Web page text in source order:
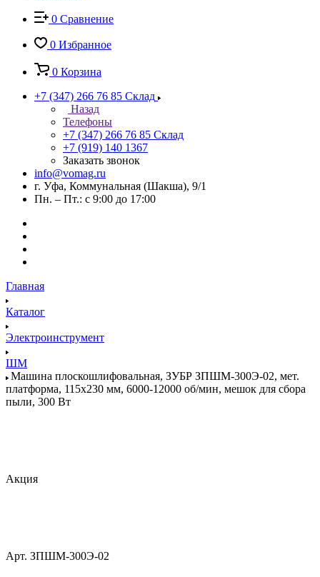
0 Сравнение
0 Избранное
0 Корзина
+7 (347) 266 76 85 Склад
Назад
Телефоны
+7 (347) 266 76 85 Склад
+7 (919) 140 1367
Заказать звонок
info@vomag.ru
г. Уфа, Коммунальная (Шакша), 9/1
Пн. – Пт.: с 9:00 до 17:00
Главная
Каталог
Электроинструмент
ШМ
Машина плоскошлифовальная, ЗУБР ЗПШМ-300Э-02, мет.
платформа, 115х230 мм, 6000-12000 об/мин, мешок для сбора
пыли, 300 Вт
Акция
Арт. ЗПШМ-300Э-02